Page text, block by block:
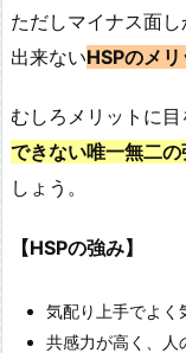
ただしマイナス面
出来ないHSPのメリ
むしろメリットに目
できない唯一無二の
しょう。
【HSPの強み】
気配り上手でよく
共感力が高く、人